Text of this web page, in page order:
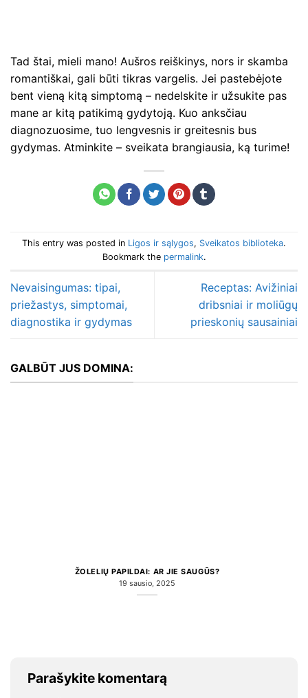
Tad štai, mieli mano! Aušros reiškinys, nors ir skamba
romantiškai, gali būti tikras vargelis. Jei pastebėjote
bent vieną kitą simptomą – nedelskite ir užsukite pas
mane ar kitą patikimą gydytoją. Kuo anksčiau
diagnozuosime, tuo lengvesnis ir greitesnis bus
gydymas. Atminkite – sveikata brangiausia, ką turime!
This entry was posted in Ligos ir sąlygos, Sveikatos biblioteka.
Bookmark the permalink.
Nevaisingumas: tipai,
priežastys, simptomai,
diagnostika ir gydymas
Receptas: Avižiniai
dribsniai ir moliūgų
prieskonių sausainiai
GALBŪT JUS DOMINA:
ŽOLELIŲ PAPILDAI: AR JIE SAUGŪS?
19 sausio, 2025
Parašykite komentarą